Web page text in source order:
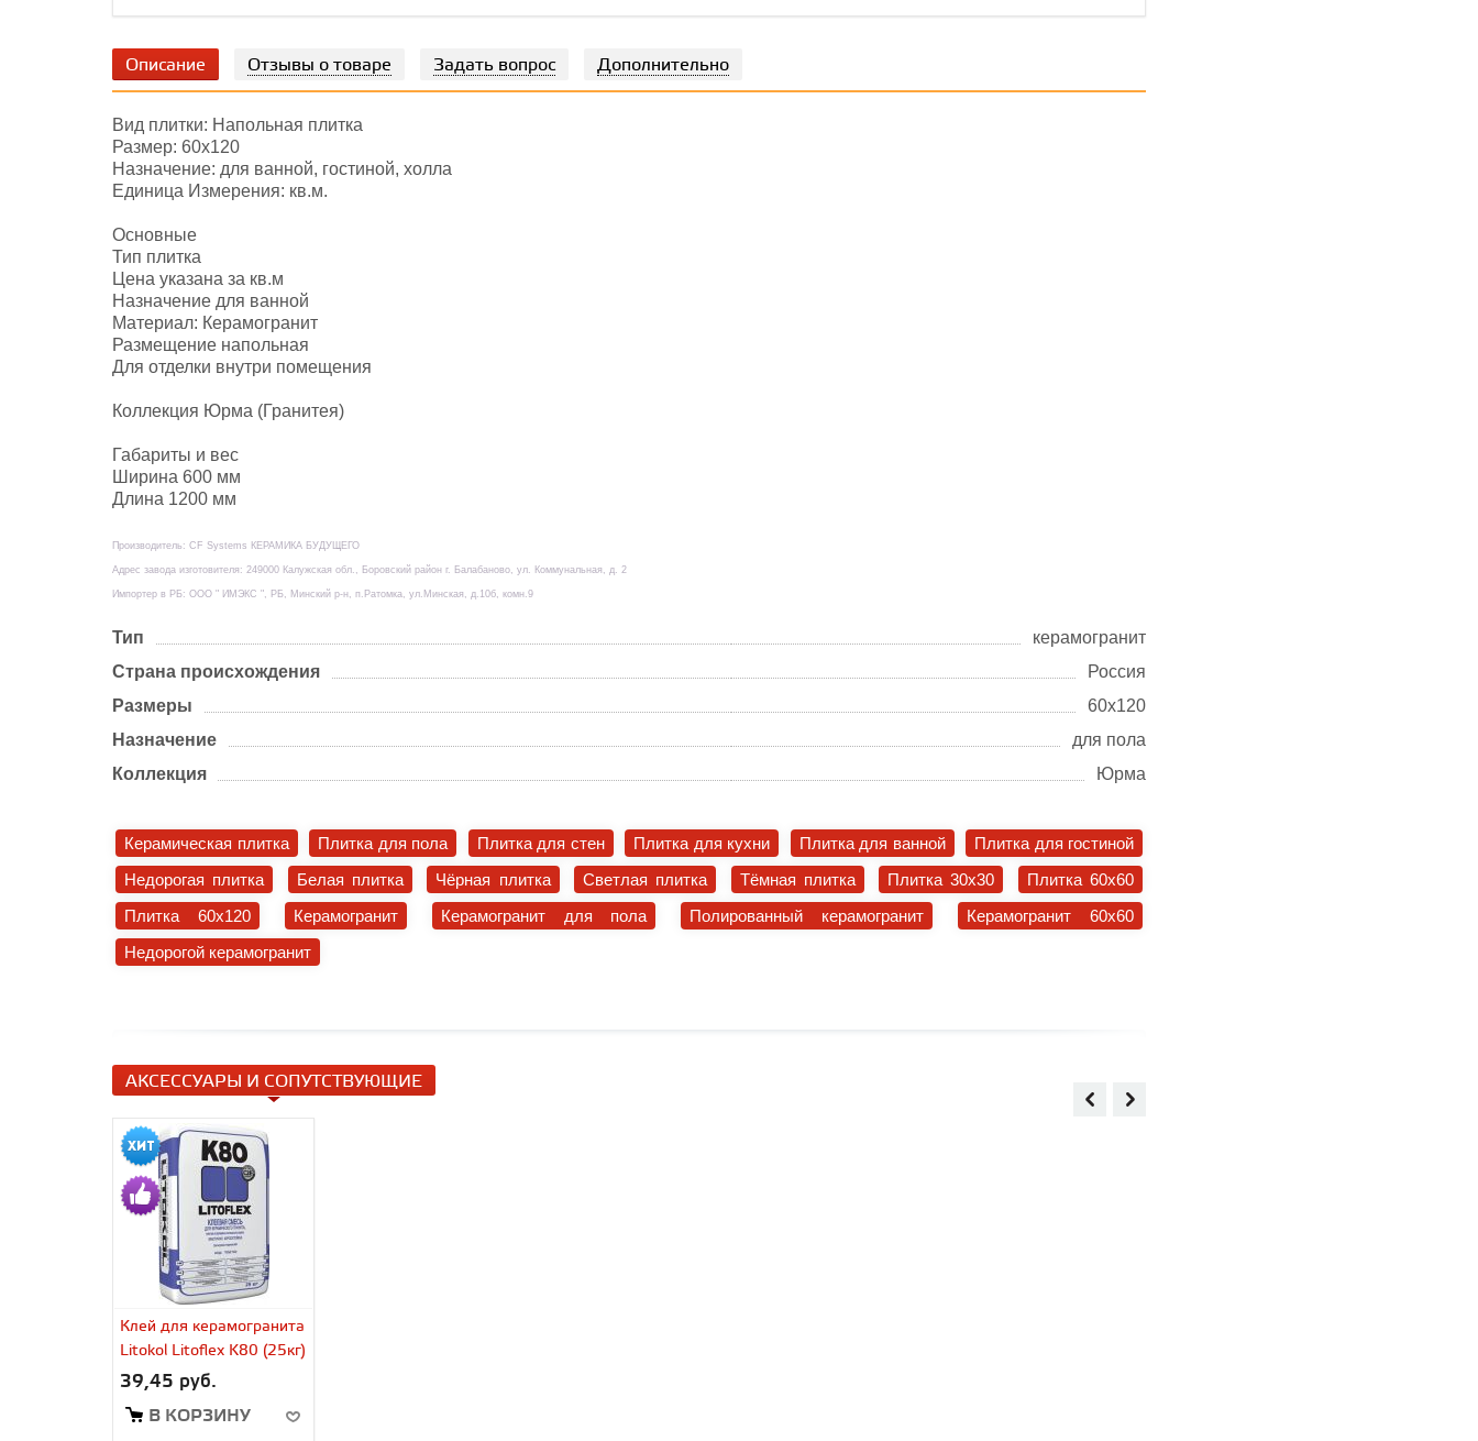
Описание Отзывы о товаре Задать вопрос Дополнительно
Вид плитки: Напольная плитка
Размер: 60х120
Назначение: для ванной, гостиной, холла
Единица Измерения: кв.м.
Основные
Тип плитка
Цена указана за кв.м
Назначение для ванной
Материал: Керамогранит
Размещение напольная
Для отделки внутри помещения
Коллекция Юрма (Гранитея)
Габариты и вес
Ширина 600 мм
Длина 1200 мм
Производитель: CF Systems КЕРАМИКА БУДУЩЕГО
Адрес завода изготовителя: 249000 Калужская обл., Боровский район г. Балабаново, ул. Коммунальная, д. 2
Импортер в РБ: ООО " ИМЭКС ", РБ, Минский р-н, п.Ратомка, ул.Минская, д.10б, комн.9
Тип
керамогранит
Страна происхождения
Россия
Размеры
60х120
Назначение
для пола
Коллекция
Юрма
Керамическая плитка Плитка для пола Плитка для стен Плитка для кухни Плитка для ванной
Плитка для гостиной
Недорогая плитка
Белая плитка Чёрная плитка Светлая плитка Тёмная плитка Плитка 30x30
Плитка 60x60
Плитка 60x120
Керамогранит Керамогранит для пола Полированный керамогранит
Керамогранит 60x60
Недорогой керамогранит
АКСЕССУАРЫ И СОПУТСТВУЮЩИЕ
Клей для керамогранита
Litokol Litoflex K80 (25кг)
39,45 руб.
В КОРЗИНУ